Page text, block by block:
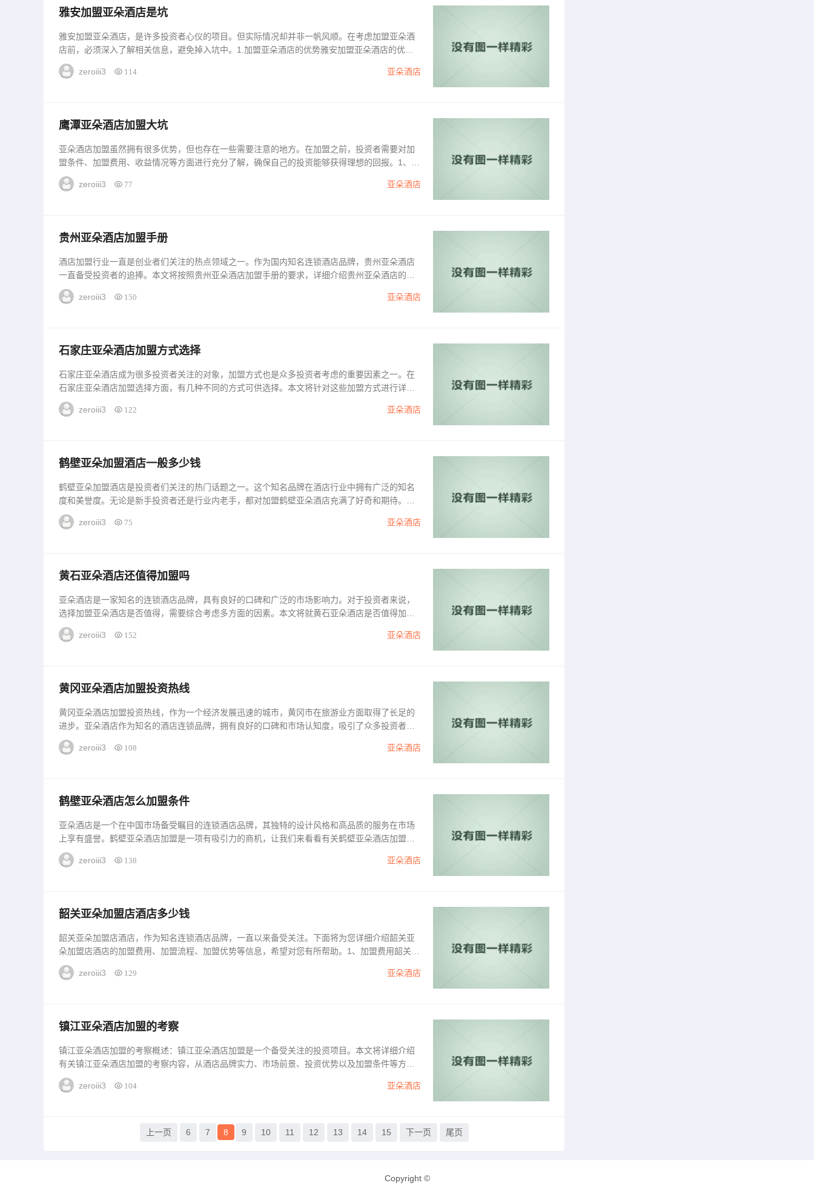
雅安加盟亚朵酒店是坑
雅安加盟亚朵酒店，是许多投资者心仪的项目。但实际情况却并非一帆风顺。在考虑加盟亚朵酒
店前，必须深入了解相关信息，避免掉入坑中。1.加盟亚朵酒店的优势雅安加盟亚朵酒店的优势
首当其冲的是品牌影响力。亚朵酒店是国内知名连锁酒店品牌，拥有较好的口碑和一定的市场份
额。加盟者可以借助亚朵酒店已有的品牌优势，在市场上更快建立信任和获取客户。此外，亚朵
zeroiii3 114 亚朵酒店
鹰潭亚朵酒店加盟大坑
亚朵酒店加盟虽然拥有很多优势，但也存在一些需要注意的地方。在加盟之前，投资者需要对加
盟条件、加盟费用、收益情况等方面进行充分了解，确保自己的投资能够获得理想的回报。1、加
盟条件要加盟亚朵酒店，投资者首先需要具备一定的经济实力和创业热情。亚朵酒店加盟对投资
者的资金实力有一定要求，需要承担一定的加盟费用和装修费用。此...
zeroiii3 77 亚朵酒店
贵州亚朵酒店加盟手册
酒店加盟行业一直是创业者们关注的热点领域之一。作为国内知名连锁酒店品牌，贵州亚朵酒店
一直备受投资者的追捧。本文将按照贵州亚朵酒店加盟手册的要求，详细介绍贵州亚朵酒店的加
盟事宜，包括加盟条件、加盟优势、加盟流程和加盟支持。1、加盟条件：贵州亚朵酒店加盟要求
投资者具备一定的资金...
zeroiii3 150 亚朵酒店
石家庄亚朵酒店加盟方式选择
石家庄亚朵酒店成为很多投资者关注的对象，加盟方式也是众多投资者考虑的重要因素之一。在
石家庄亚朵酒店加盟选择方面，有几种不同的方式可供选择。本文将针对这些加盟方式进行详细
介绍和分析，帮助投资者更好地了解加盟石家庄亚朵酒店的条件和流程。一、加盟条件要成为石
家庄亚朵酒店的加盟商，需要具备一定的条件。首先，投资者需要对酒店行业有一定的...
zeroiii3 122 亚朵酒店
鹤壁亚朵加盟酒店一般多少钱
鹤壁亚朵加盟酒店是投资者们关注的热门话题之一。这个知名品牌在酒店行业中拥有广泛的知名
度和美誉度。无论是新手投资者还是行业内老手，都对加盟鹤壁亚朵酒店充满了好奇和期待。接
下来我们将从多个角度对鹤壁亚朵加盟酒店的情况进行详细介绍。1、加盟费用与政策鹤壁亚朵加
盟酒店的费用因城市不同而略有差异，一般在几十万元至...
zeroiii3 75 亚朵酒店
黄石亚朵酒店还值得加盟吗
亚朵酒店是一家知名的连锁酒店品牌，具有良好的口碑和广泛的市场影响力。对于投资者来说，
选择加盟亚朵酒店是否值得，需要综合考虑多方面的因素。本文将就黄石亚朵酒店是否值得加盟
进行详细介绍，以供投资者参考。1、市场潜力无限黄石作为一个重要的旅游城市，拥有丰富的旅
游资源和独特的自然风光。随着旅游业的快速发展，黄石酒店市场需求不断增长。亚朵酒店作为
zeroiii3 152 亚朵酒店
黄冈亚朵酒店加盟投资热线
黄冈亚朵酒店加盟投资热线，作为一个经济发展迅速的城市，黄冈市在旅游业方面取得了长足的
进步。亚朵酒店作为知名的酒店连锁品牌，拥有良好的口碑和市场认知度，吸引了众多投资者的
关注和加盟。一、黄冈亚朵酒店加盟投资优势亚朵酒店的品牌优势在于其卓越的服务质量和独特
的文化内涵。投资者可以获得全方位的加盟支持，包括选址指导、装修设计、物料采购、技术培
zeroiii3 108 亚朵酒店
鹤壁亚朵酒店怎么加盟条件
亚朵酒店是一个在中国市场备受瞩目的连锁酒店品牌，其独特的设计风格和高品质的服务在市场
上享有盛誉。鹤壁亚朵酒店加盟是一项有吸引力的商机，让我们来看看有关鹤壁亚朵酒店加盟的
条件和细节。1、品牌背景亚朵酒店是由知名设计师团队精心打造的高端连锁酒店品牌，在市场上
独树一帜。鹤壁亚朵酒店加盟，可以享受到品牌背书所带来的品牌优势和知名度，为您打开更大
zeroiii3 138 亚朵酒店
韶关亚朵加盟店酒店多少钱
韶关亚朵加盟店酒店，作为知名连锁酒店品牌，一直以来备受关注。下面将为您详细介绍韶关亚
朵加盟店酒店的加盟费用、加盟流程、加盟优势等信息，希望对您有所帮助。1、加盟费用韶关亚
朵加盟店酒店的加盟费用相对较低，适合...
zeroiii3
129 亚朵酒店
镇江亚朵酒店加盟的考察
镇江亚朵酒店加盟的考察概述：镇江亚朵酒店加盟是一个备受关注的投资项目。本文将详细介绍
有关镇江亚朵酒店加盟的考察内容，从酒店品牌实力、市场前景、投资优势以及加盟条件等方面
进行全面分析。一、镇江亚朵酒店品牌实力镇...
zeroiii3
104 亚朵酒店
上一页 6 7 8 9 10 11 12 13 14 15 下一页 尾页
Copyright ©